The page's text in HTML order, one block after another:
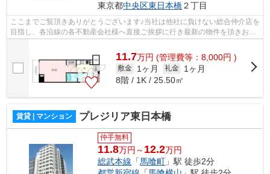
東京都中央区東日本橋２丁目
ここまでご覧頂きありがとうございます♪当社は他社に負けない総合仲介店を
目指し、各沿線の各不動産会社様へ直接ご挨拶に行き最新の物件を頂きお客
11.7万円 (管理費等：8,000円 )
敷金 1ヶ月 礼金
1ヶ月
8階 / 1K / 25.50㎡
賃貸 | マンション プレジリア東日本橋
仲手無料
11.8万円～ 12.2万円
総武本線 「馬喰町 」駅 徒歩2分